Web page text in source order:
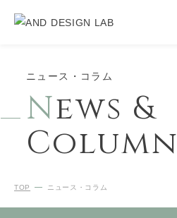
ニュース・コラム
News &
Column
TOP ニュース・コラム